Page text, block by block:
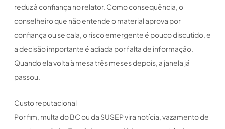
reduz à confiança no relator. Como consequência, o
conselheiro que não entende o material aprova por
confiança ou se cala, o risco emergente é pouco discutido, e
a decisão importante é adiada por falta de informação.
Quando ela volta à mesa três meses depois, a janela já
passou.
Custo reputacional
Por fim, multa do BC ou da SUSEP vira notícia, vazamento de